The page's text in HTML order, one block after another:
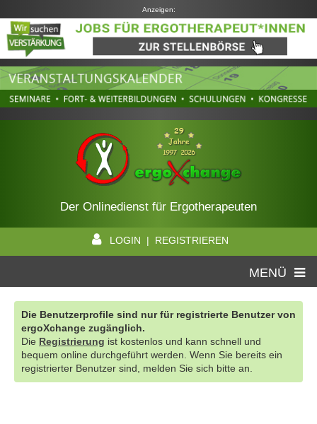
Anzeigen:
Der Onlinedienst für Ergotherapeuten
LOGIN | REGISTRIEREN
MENÜ
Die Benutzerprofile sind nur für registrierte Benutzer von
ergoXchange zugänglich.
Die Registrierung ist kostenlos und kann schnell und
bequem online durchgeführt werden. Wenn Sie bereits ein
registrierter Benutzer sind, melden Sie sich bitte an.